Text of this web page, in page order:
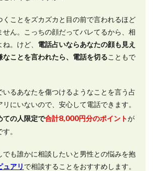
くことをズカズカと目の前で言われるほど
せん。こっちの顔だってバレてるから、相
。けど、 電話占いならあなたの顔も見え
なことを言われたら、電話を切ることもで
いるあなたを傷つけるようなことを言う占
にいないので、安心して電話できます。
ての人限定で合計8,000円分のポイントが
。
でも誰かに相談したいと男性との悩みを抱
ュアリ で相談することをおすすめします。